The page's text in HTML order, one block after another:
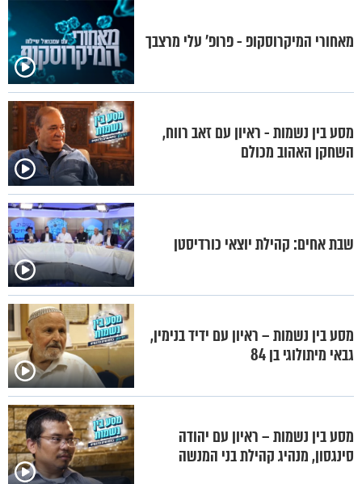
מאחורי המיקרוסקופ - פרופ’ עלי מרצבך
מסע בין נשמות - ראיון עם זאב רווח,
השחקן האהוב מכולם
שבת אחים: קהילת יוצאי כורדיסטן
מסע בין נשמות – ראיון עם ידיד בנימין,
גבאי מיתולוגי בן 84
מסע בין נשמות – ראיון עם יהודה
סינגסון, מנהיג קהילת בני המנשה